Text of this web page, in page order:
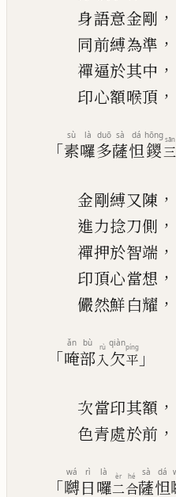
身語意金剛 ，
同前縛為準 ，
禪逼於其中 ，
印心額喉頂 ，
「素
sù
囉
là
多
duō
薩
sà
怛
dá
鑁
hōng
三
sān
金剛縛又陳 ，
進力捻刀側 ，
禪押於智端 ，
印頂心當想 ，
儼然鮮白耀 ，
「唵
ǎn
部
bù
入
rù
欠
qiàn
平
píng 」
次當印其額 ，
色青處於前 ，
「嚩
wá
日
rì
囉
là
二
èr
合
hé
薩
sà
怛
dá